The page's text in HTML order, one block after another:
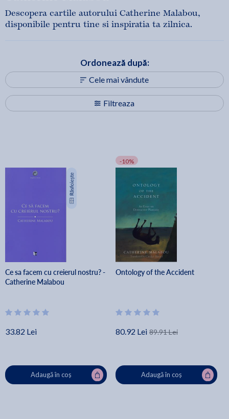
Descopera cartile autorului Catherine Malabou,
disponibile pentru tine si inspiratia ta zilnica.
Filtreaza
Ordonează după:
Cele mai vândute
Ce sa facem cu creierul nostru? -
Catherine Malabou
33.82 Lei
Adaugă în coș
-10%
Ontology of the Accident
80.92 Lei 89.91 Lei
Adaugă în coș